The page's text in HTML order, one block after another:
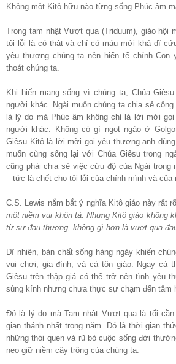
Không một Kitô hữu nào từng sống Phúc âm
Trong tam nhật Vượt qua (Triduum), giáo hội
tội lỗi là có thật và chỉ có máu mới khả dĩ
yêu thương chúng ta nên hiến tế chính Con
thoát chúng ta.
Khi hiến mạng sống vì chúng ta, Chúa
người khác. Ngài muốn chúng ta chia sẻ
là lý do mà Phúc âm không chỉ là lời mời gọi
người khác. Không có gì ngọt ngào ở
Giêsu Kitô là lời mời gọi yêu thương anh
muốn cùng sống lại với Chúa Giêsu trong
cũng phải chia sẻ việc cứu độ của Ngài trong
– tức là chết cho tội lỗi của chính mình và của
C.S. Lewis nắm bắt ý nghĩa Kitô giáo này rất
một niềm vui khôn tả. Nhưng Kitô giáo không
từ sự đau thương, không gì hơn là vượt qua
Dĩ nhiên, bản chất sống hàng ngày khiến
vui chơi, gia đình, và cả tôn giáo. Ngay cả
Giêsu trên thập giá có thể trở nên tình yêu
sùng kính nhưng chưa thực sự chạm đến tâm
Đó là lý do mà Tam nhật Vượt qua là tối
gian thánh nhất trong năm. Đó là thời gian
những thói quen và rũ bỏ cuộc sống đời
neo giữ niềm cậy trông của chúng ta.